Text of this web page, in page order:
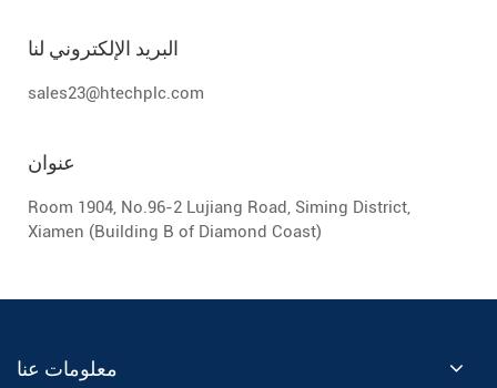
البريد الإلكتروني لنا
sales23@htechplc.com
عنوان
Room 1904, No.96-2 Lujiang Road, Siming District,
Xiamen (Building B of Diamond Coast)
معلومات عنا